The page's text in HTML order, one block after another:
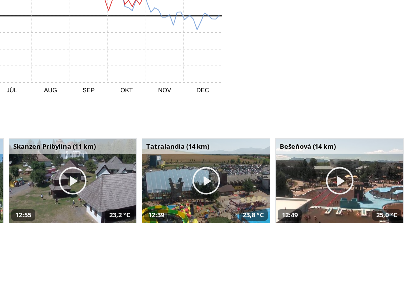
Skanzen Pribylina (11 km)
12:55 23,2 °C
Tatralandia (14 km)
12:39 23,8 °C
Bešeňová (14 km)
12:49 25,0 °C